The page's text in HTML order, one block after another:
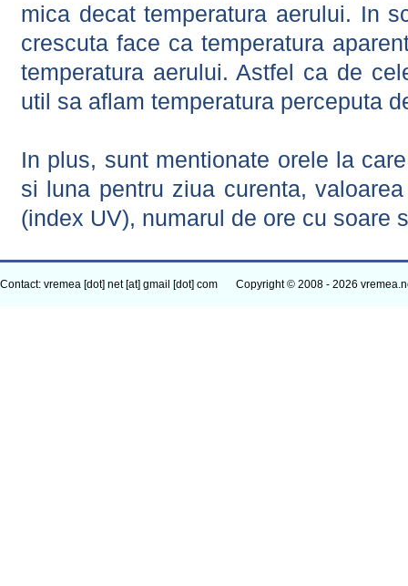
mica decat temperatura aerului. In
crescuta face ca temperatura
temperatura aerului. Astfel ca de
util sa aflam temperatura perceputa
In plus, sunt mentionate orele la
si luna pentru ziua curenta,
(index UV), numarul de ore cu soare
Contact: vremea [dot] net [at] gmail [dot] com Copyright © 2008 - 2026